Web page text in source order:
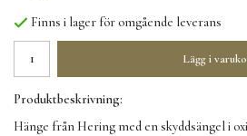
Finns i lager för omgående leverans
Lägg i
Produktbeskrivning:
Hänge från Hering med en skyddsängel i